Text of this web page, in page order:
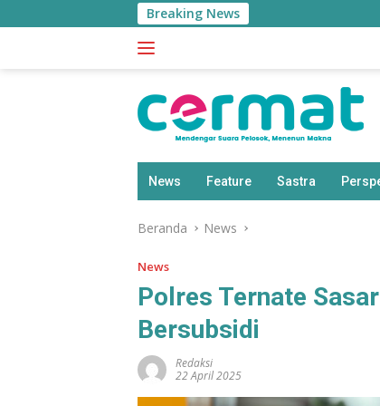
ke
Breaking News
News Feature Sastra
Beranda News
News
Polres Ternate
Bersubsidi
Redaksi
22 April 2025